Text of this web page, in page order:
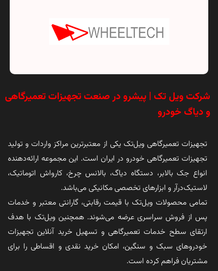
شرکت ویل تک | پیشرو در صنعت تجهیزات تعمیرگاهی
و دیاگ خودرو
تجهیزات تعمیرگاهی ویل‌تک یکی از معتبرترین مراکز واردات و تولید
تجهیزات تعمیرگاهی خودرو در ایران است. این مجموعه ارائه‌دهنده
انواع جک بالابر، دستگاه دیاگ، بالانس چرخ، کارواش اتوماتیک،
لاستیک‌درآر و ابزارهای تخصصی مکانیکی می‌باشد.
تمامی محصولات ویل‌تک با قیمت رقابتی، گارانتی معتبر و خدمات
پس از فروش سراسری عرضه می‌شوند. همچنین ویل‌تک با هدف
ارتقای سطح خدمات تعمیرگاهی و تسهیل خرید آنلاین تجهیزات
خودروهای سبک و سنگین، امکان خرید نقدی و اقساطی را برای
مشتریان فراهم کرده است.